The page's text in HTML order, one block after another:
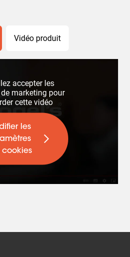
Vidéo produit
accepter les
marketing pour
cette vidéo
les
cookies